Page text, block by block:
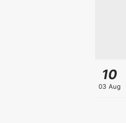
10
03 Aug